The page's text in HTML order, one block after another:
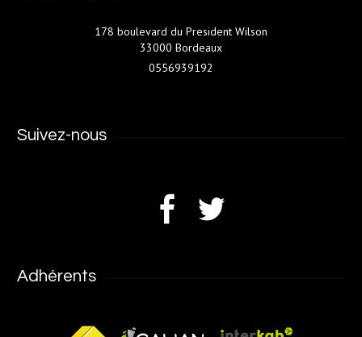
178 boulevard du President Wilson
33000 Bordeaux
0556939192
Suivez-nous
Adhérents